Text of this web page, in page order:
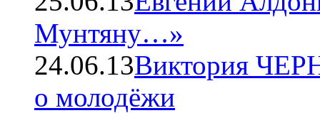
Мунтяну…»
24.06.13Виктория
о молодёжи